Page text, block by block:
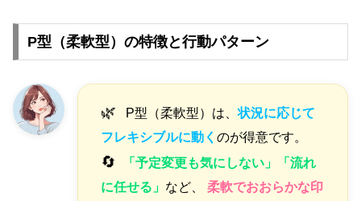
P型（柔軟型）の特徴と行動パターン
🌿 P型（柔軟型）は、状況に応じて
フレキシブルに動く のが得意です。
🔄
「予定変更も気にしない」「流れ
に任せる」 など、 柔軟でおおらかな印